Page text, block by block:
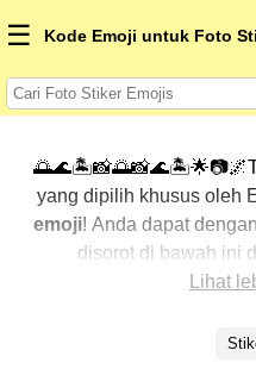
☰ Kode Emoji untuk Foto
yang dipilih khusus oleh
emoji! Anda dapat
disorot di bawah ini
percakapan Anda
dengan menampilkan
Lihat